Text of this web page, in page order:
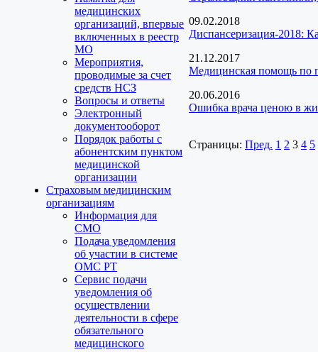
медицинских
организаций, впервые
включенных в реестр
МО
Мероприятия,
проводимые за счет
средств НСЗ
Вопросы и ответы
Электронный
документооборот
Порядок работы с
абонентским пунктом
медицинской
организации
Страховым медицинским
организациям
Информация для
СМО
Подача уведомления
об участии в системе
ОМС РТ
Сервис подачи
уведомления об
осуществлении
деятельности в сфере
обязательного
медицинского
09.02.2018
Диспансеризация-2018:
21.12.2017
Медицинская помощь по
20.06.2016
Ошибка врача ценою в
Страницы: Пред. 1 2 3 4 5